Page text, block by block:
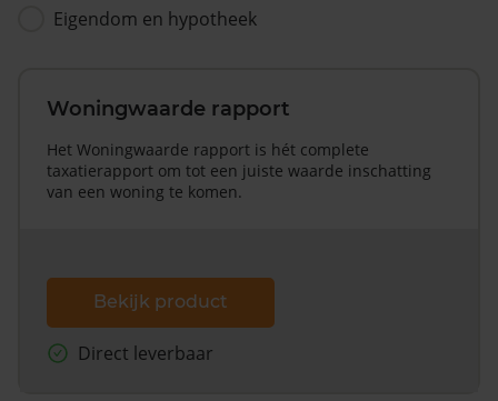
Eigendom en hypotheek
Woningwaarde rapport
Het Woningwaarde rapport is hét complete
taxatierapport om tot een juiste waarde inschatting
van een woning te komen.
Bekijk product
Direct leverbaar